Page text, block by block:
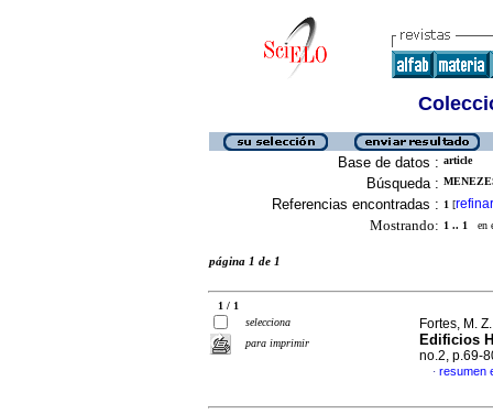
Base de datos : article
Búsqueda :
Referencias encontradas : 1 [refinar
Mostrando: 1 .. 1 en
página 1 de 1
1 / 1
selecciona
para imprimir
Fortes, M.
Edificios
no.2, p.69-
· resumen